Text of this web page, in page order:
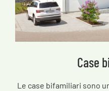
Case
Le case bifamiliari sono